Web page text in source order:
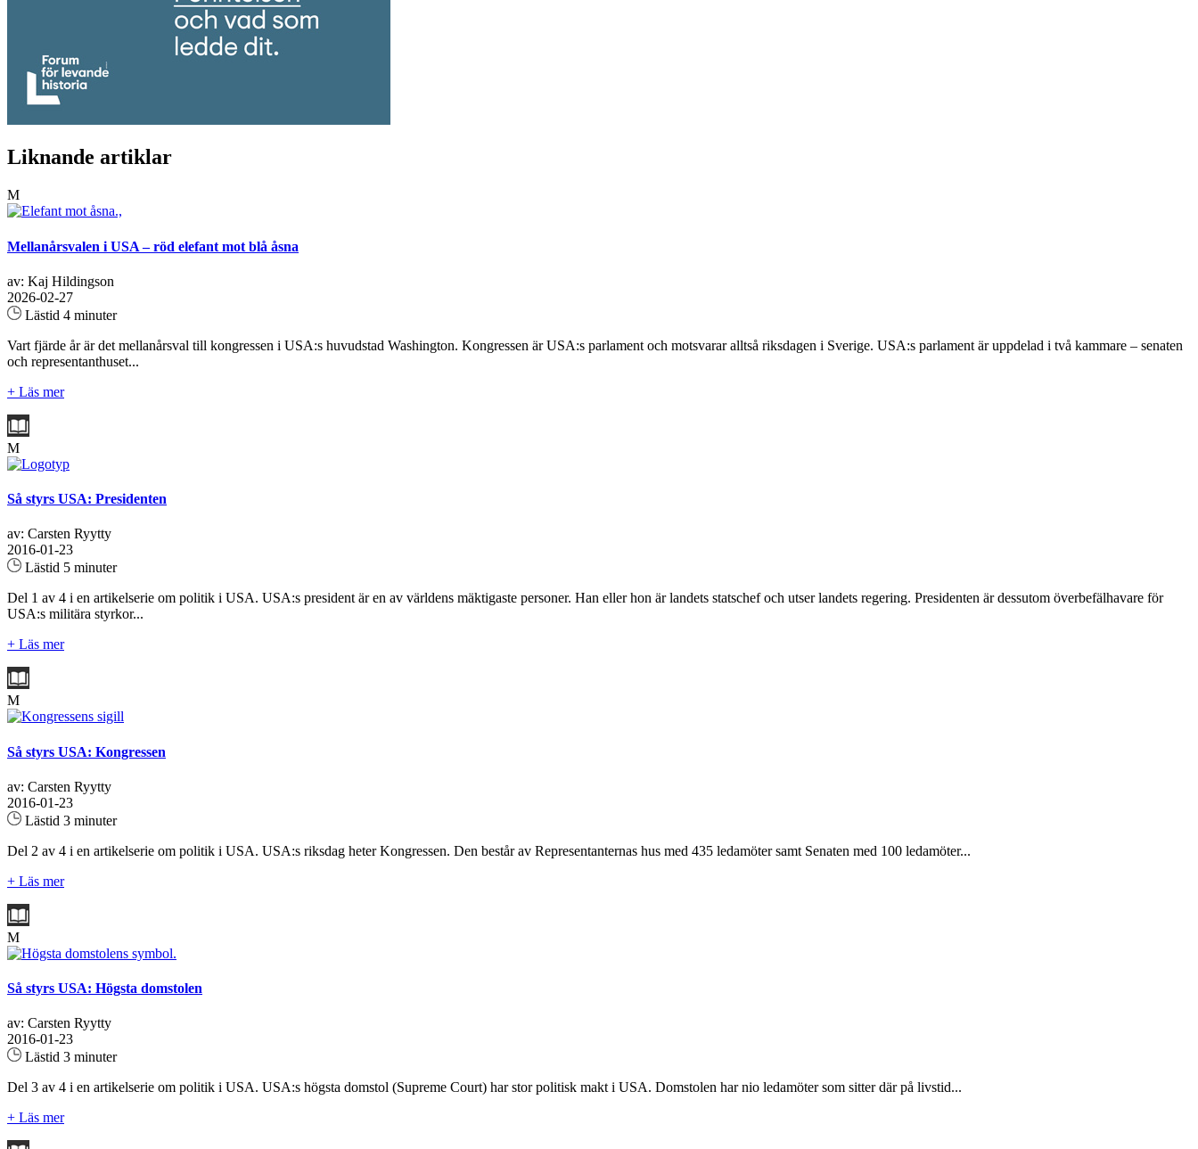
Liknande artiklar
M
Mellanårsvalen i USA – röd elefant mot blå åsna
av: Kaj Hildingson
2026-02-27
Lästid 4 minuter
Vart fjärde år är det mellanårsval till kongressen i USA:s huvudstad Washington. Kongressen är USA:s parlament och motsvarar alltså riksdagen i Sverige. USA:s parlament är uppdelad i två kammare – senaten
och representanthuset...
+ Läs mer
M
Så styrs USA: Presidenten
av: Carsten Ryytty
2016-01-23
Lästid 5 minuter
Del 1 av 4 i en artikelserie om politik i USA. USA:s president är en av världens mäktigaste personer. Han eller hon är landets statschef och utser landets regering. Presidenten är dessutom överbefälhavare för
USA:s militära styrkor...
+ Läs mer
M
Så styrs USA: Kongressen
av: Carsten Ryytty
2016-01-23
Lästid 3 minuter
Del 2 av 4 i en artikelserie om politik i USA. USA:s riksdag heter Kongressen. Den består av Representanternas hus med 435 ledamöter samt Senaten med 100 ledamöter...
+ Läs mer
M
Så styrs USA: Högsta domstolen
av: Carsten Ryytty
2016-01-23
Lästid 3 minuter
Del 3 av 4 i en artikelserie om politik i USA. USA:s högsta domstol (Supreme Court) har stor politisk makt i USA. Domstolen har nio ledamöter som sitter där på livstid...
+ Läs mer